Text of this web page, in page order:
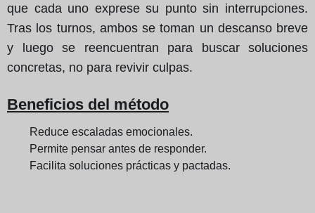
que cada uno exprese su punto sin interrupciones.
Tras los turnos, ambos se toman un descanso breve
y luego se reencuentran para buscar soluciones
concretas, no para revivir culpas.
Beneficios del método
Reduce escaladas emocionales.
Permite pensar antes de responder.
Facilita soluciones prácticas y pactadas.